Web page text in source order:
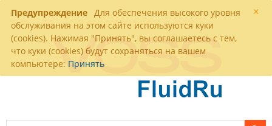
×
Предупреждение Для обеспечения высокого уровня
обслуживания на этом сайте используются куки
(cookies). Нажимая "Принять", вы соглашаетесь с тем,
что куки (cookies) будут сохраняться на вашем
компьютере: Принять